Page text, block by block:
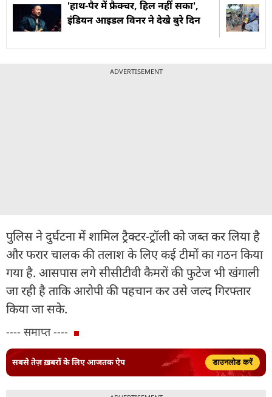
'हाथ-पैर में फ्रैक्चर, हिल नहीं सका',
इंडियन आइडल विनर ने देखे बुरे दिन
ADVERTISEMENT
पुलिस ने दुर्घटना में शामिल ट्रैक्टर-ट्रॉली को जब्त कर लिया है
और फरार चालक की तलाश के लिए कई टीमों का गठन किया
गया है. आसपास लगे सीसीटीवी कैमरों की फुटेज भी खंगाली
जा रही है ताकि आरोपी की पहचान कर उसे जल्द गिरफ्तार
किया जा सके.
---- समाप्त ----
सबसे तेज़ ख़बरों के लिए आजतक ऐप डाउनलोड करें